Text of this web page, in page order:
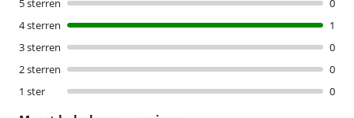
5 sterren
0
4 sterren
1
3 sterren
0
2 sterren
0
1 ster
0